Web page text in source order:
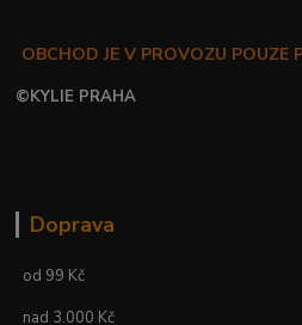
OBCHOD JE V PROVOZU POUZE
©KYLIE PRAHA
Doprava
od 99 Kč
nad 3.000 Kč